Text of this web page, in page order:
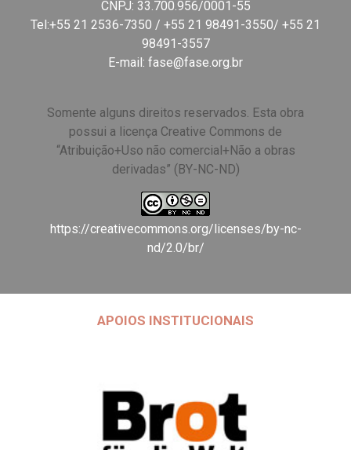
CNPJ: 33.700.956/0001-55
Tel:+55 21 2536-7350 / +55 21 98491-3550/ +55 21
98491-3557
E-mail: fase@fase.org.br
Somente alguns direitos reservados. Esta obra
possui a licença Creative Commons de
“Atribuição+Uso não comercial+Não a obras
derivadas” (BY-NC-ND)
https://creativecommons.org/licenses/by-nc-
nd/2.0/br/
APOIOS INSTITUCIONAIS